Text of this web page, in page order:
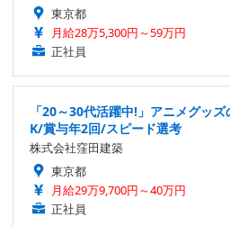
東京都
月給28万5,300円～59万円
正社員
「20～30代活躍中!」アニメグッ
K/賞与年2回/スピード選考
株式会社窪田建築
東京都
月給29万9,700円～40万円
正社員